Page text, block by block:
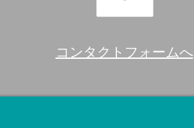
コンタクトフォームへ